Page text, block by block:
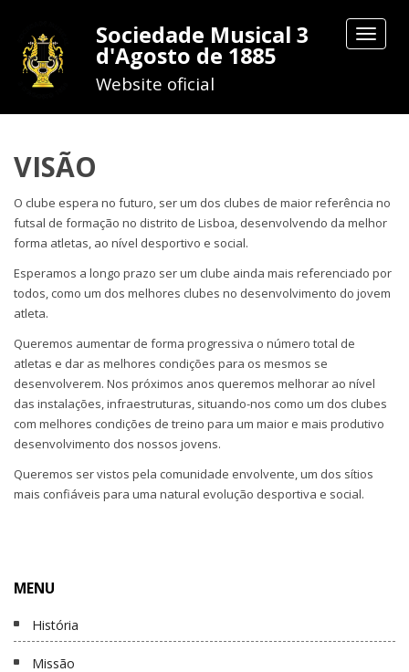
Toggle
Sociedade Musical 3
d'Agosto de 1885
Website oficial
VISÃO
O clube espera no futuro, ser um dos clubes de maior referência no
futsal de formação no distrito de Lisboa, desenvolvendo da melhor
forma atletas, ao nível desportivo e social.
Esperamos a longo prazo ser um clube ainda mais referenciado por
todos, como um dos melhores clubes no desenvolvimento do jovem
atleta.
Queremos aumentar de forma progressiva o número total de
atletas e dar as melhores condições para os mesmos se
desenvolverem. Nos próximos anos queremos melhorar ao nível
das instalações, infraestruturas, situando-nos como um dos clubes
com melhores condições de treino para um maior e mais produtivo
desenvolvimento dos nossos jovens.
Queremos ser vistos pela comunidade envolvente, um dos sítios
mais confiáveis para uma natural evolução desportiva e social.
MENU
História
Missão